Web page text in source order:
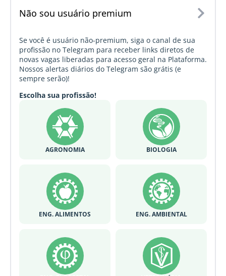
Não sou usuário premium
Se você é usuário não-premium, siga o canal de sua
profissão no Telegram para receber links diretos de
novas vagas liberadas para acesso geral na Plataforma.
Nossos alertas diários do Telegram são grátis (e
sempre serão)!
Escolha sua profissão!
AGRONOMIA BIOLOGIA
ENG. ALIMENTOS ENG. AMBIENTAL